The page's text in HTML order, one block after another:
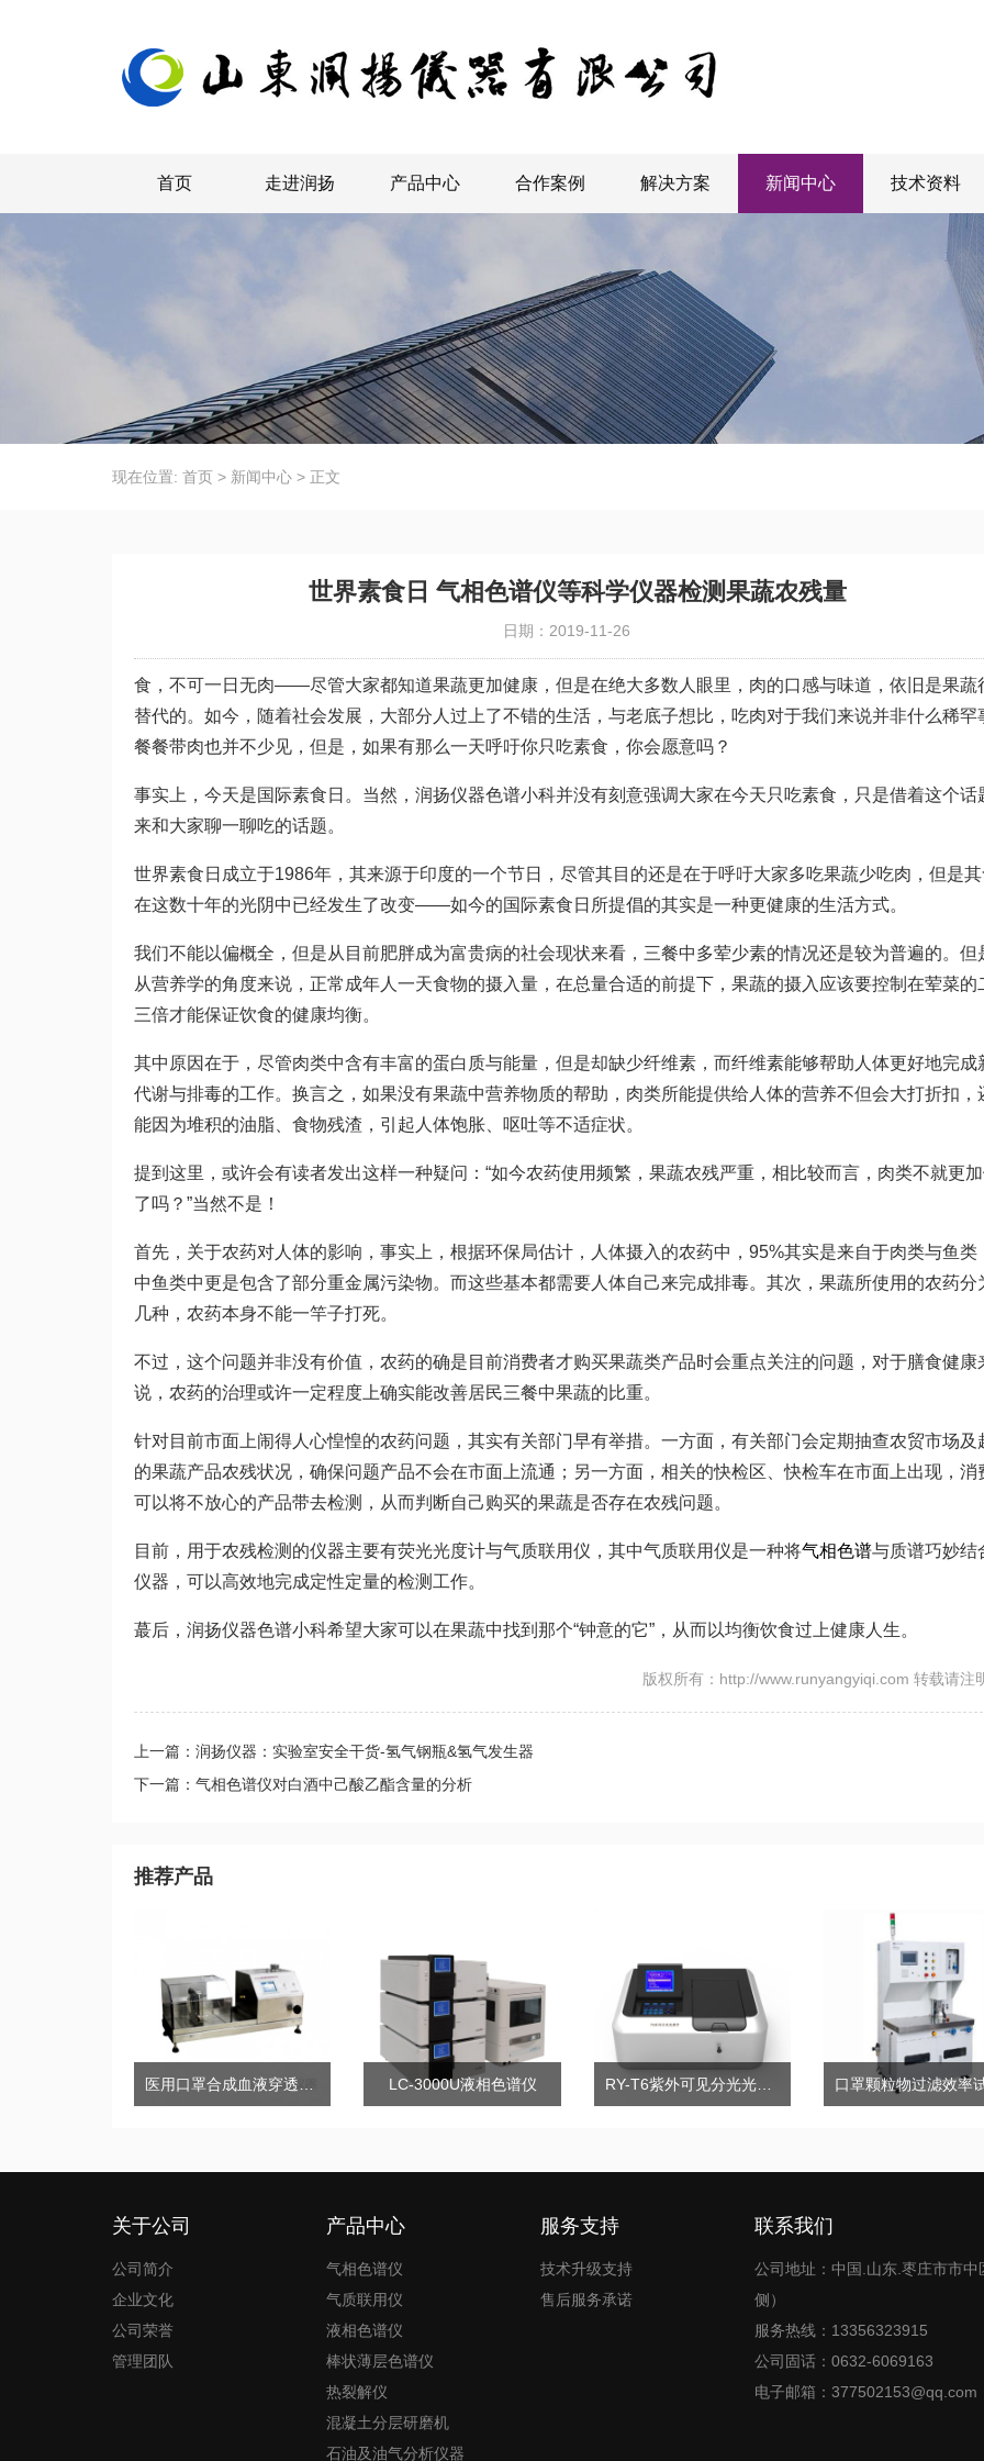
首页 走进润扬 产品中心 合作案例 解决方案 新闻中心 技术资料
现在位置: 首页 > 新闻中心 > 正文
世界素食日 气相色谱仪等科学仪器检测果蔬农残量
日期：2019-11-26
食，不可一日无肉——尽管大家都知道果蔬更加健康，但是在绝大多数人眼里，肉的口感与味道，依旧是果蔬
替代的。如今，随着社会发展，大部分人过上了不错的生活，与老底子想比，吃肉对于我们来说并非什么稀罕
餐餐带肉也并不少见，但是，如果有那么一天呼吁你只吃素食，你会愿意吗？
事实上，今天是国际素食日。当然，润扬仪器色谱小科并没有刻意强调大家在今天只吃素食，只是借着这个话
来和大家聊一聊吃的话题。
世界素食日成立于1986年，其来源于印度的一个节日，尽管其目的还是在于呼吁大家多吃果蔬少吃肉，但是其
在这数十年的光阴中已经发生了改变——如今的国际素食日所提倡的其实是一种更健康的生活方式。
我们不能以偏概全，但是从目前肥胖成为富贵病的社会现状来看，三餐中多荤少素的情况还是较为普遍的。但
从营养学的角度来说，正常成年人一天食物的摄入量，在总量合适的前提下，果蔬的摄入应该要控制在荤菜的
三倍才能保证饮食的健康均衡。
其中原因在于，尽管肉类中含有丰富的蛋白质与能量，但是却缺少纤维素，而纤维素能够帮助人体更好地完成
代谢与排毒的工作。换言之，如果没有果蔬中营养物质的帮助，肉类所能提供给人体的营养不但会大打折扣，
能因为堆积的油脂、食物残渣，引起人体饱胀、呕吐等不适症状。
提到这里，或许会有读者发出这样一种疑问：“如今农药使用频繁，果蔬农残严重，相比较而言，肉类不就更
了吗？”当然不是！
首先，关于农药对人体的影响，事实上，根据环保局估计，人体摄入的农药中，95%其实是来自于肉类与鱼类
中鱼类中更是包含了部分重金属污染物。而这些基本都需要人体自己来完成排毒。其次，果蔬所使用的农药分
几种，农药本身不能一竿子打死。
不过，这个问题并非没有价值，农药的确是目前消费者才购买果蔬类产品时会重点关注的问题，对于膳食健康
说，农药的治理或许一定程度上确实能改善居民三餐中果蔬的比重。
针对目前市面上闹得人心惶惶的农药问题，其实有关部门早有举措。一方面，有关部门会定期抽查农贸市场及
的果蔬产品农残状况，确保问题产品不会在市面上流通；另一方面，相关的快检区、快检车在市面上出现，消
可以将不放心的产品带去检测，从而判断自己购买的果蔬是否存在农残问题。
目前，用于农残检测的仪器主要有荧光光度计与气质联用仪，其中气质联用仪是一种将气相色谱与质谱巧妙结
仪器，可以高效地完成定性定量的检测工作。
蕞后，润扬仪器色谱小科希望大家可以在果蔬中找到那个“钟意的它”，从而以均衡饮食过上健康人生。
版权所有：http://www.runyangyiqi.com 转载请注
上一篇：润扬仪器：实验室安全干货-氢气钢瓶&氢气发生器
下一篇：气相色谱仪对白酒中己酸乙酯含量的分析
推荐产品
医用口罩合成血液穿透试验仪 LC-3000U液相色谱仪 RY-T6紫外可见分光光度计
关于公司
公司简介
企业文化
公司荣誉
管理团队
产品中心
气相色谱仪
气质联用仪
液相色谱仪
棒状薄层色谱仪
热裂解仪
混凝土分层研磨机
石油及油气分析仪器
服务支持
技术升级支持
售后服务承诺
联系我们
公司地址：中国.山东.枣庄市市
侧）
服务热线：13356323915
公司固话：0632-6069163
电子邮箱：377502153@qq.com